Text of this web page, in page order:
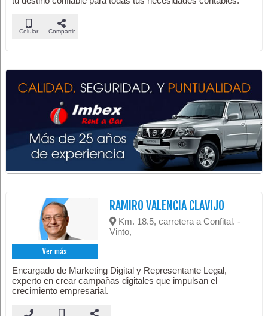
Celular Compartir
Ver más
RAMIRO VALENCIA CLAVIJO
Km. 18.5, carretera a Confital. -
Vinto,
Encargado de Marketing Digital y Representante Legal,
experto en crear campañas digitales que impulsan el
crecimiento empresarial.